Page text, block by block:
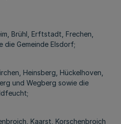
Brühl, Erftstadt, Frechen,
die Gemeinde Elsdorf;
Heinsberg, Hückelhoven,
und Wegberg sowie die
Kaarst, Korschenbroich